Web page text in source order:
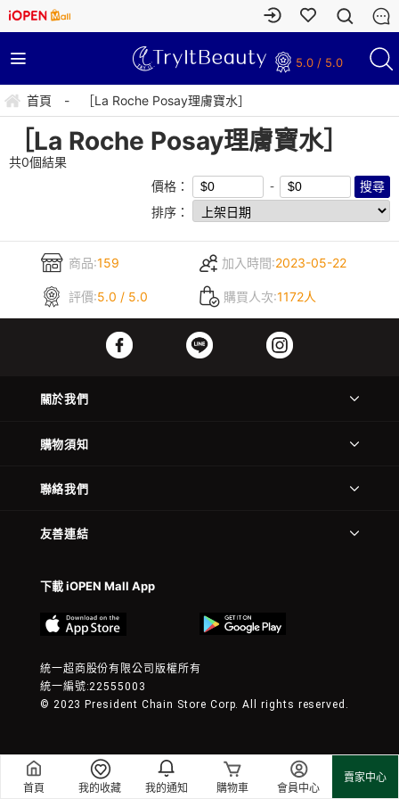
首頁 我的收藏 我的通知 購物車 會員中心
賣家中心
5.0 / 5.0
首頁 - ［La Roche Posay理膚寶水］
［La Roche Posay理膚寶水］
共0個結果
價格：
排序：
商品:159 加入時間:2023-05-22
評價:5.0 / 5.0 購買人次:1172人
關於我們
購物須知
聯絡我們
友善連結
下載 iOPEN Mall App
統一超商股份有限公司版權所有
統一編號:22555003
© 2023 President Chain Store Corp. All rights reserved.